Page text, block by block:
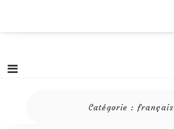
Catégorie : français